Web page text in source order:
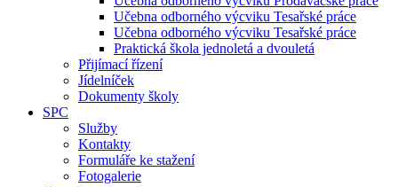
Učebna odborného výcviku Tesařské práce
Učebna odborného výcviku Tesařské práce
Praktická škola jednoletá a dvouletá
Přijímací řízení
Jídelníček
Dokumenty školy
SPC
Služby
Kontakty
Formuláře ke stažení
Fotogalerie